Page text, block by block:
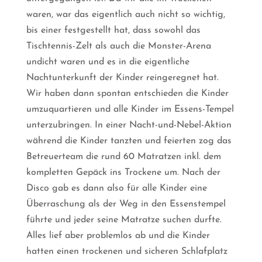
waren, war das eigentlich auch nicht so wichtig,
bis einer festgestellt hat, dass sowohl das
Tischtennis-Zelt als auch die Monster-Arena
undicht waren und es in die eigentliche
Nachtunterkunft der Kinder reingeregnet hat.
Wir haben dann spontan entschieden die Kinder
umzuquartieren und alle Kinder im Essens-Tempel
unterzubringen. In einer Nacht-und-Nebel-Aktion
während die Kinder tanzten und feierten zog das
Betreuerteam die rund 60 Matratzen inkl. dem
kompletten Gepäck ins Trockene um. Nach der
Disco gab es dann also für alle Kinder eine
Überraschung als der Weg in den Essenstempel
führte und jeder seine Matratze suchen durfte.
Alles lief aber problemlos ab und die Kinder
hatten einen trockenen und sicheren Schlafplatz